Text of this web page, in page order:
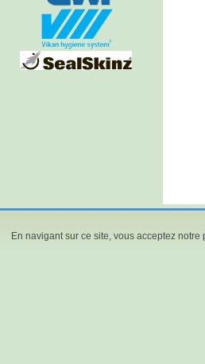
En navigant sur ce site, vous acceptez